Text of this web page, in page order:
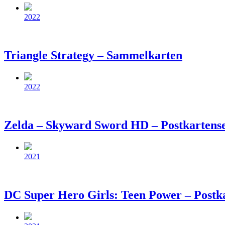
Beitragsdatum
2022
Triangle Strategy – Sammelkarten
Beitragsdatum
2022
Zelda – Skyward Sword HD –
Beitragsdatum
2021
DC Super Hero Girls: Teen Power –
Beitragsdatum